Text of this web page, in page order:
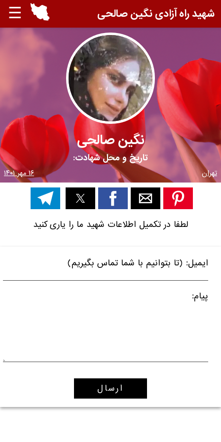
☰ شهید راه آزادی نگین صالحی
نگین صالحی
تاریخ و محل شهادت:
تهران ۱۶ مهر ۱۴۰۱
لطفا در تکمیل اطلاعات شهید ما را یاری کنید
ایمیل: (تا بتوانیم با شما تماس بگیریم)
پیام: